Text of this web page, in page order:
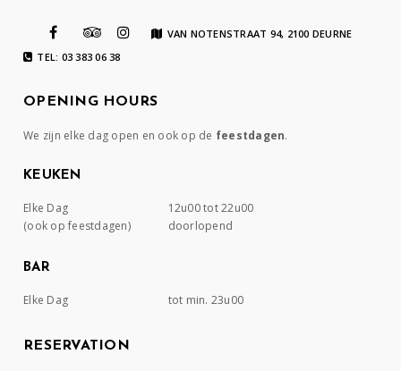
VAN NOTENSTRAAT 94, 2100 DEURNE
TEL: 03 383 06 38
OPENING HOURS
We zijn elke dag open en ook op de feestdagen.
KEUKEN
Elke Dag
12u00 tot 22u00
(ook op feestdagen)
doorlopend
BAR
Elke Dag tot min. 23u00
RESERVATION